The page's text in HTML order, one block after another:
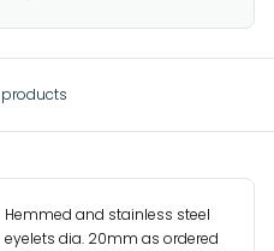
products
Hemmed and stainless steel
eyelets dia. 20mm as ordered